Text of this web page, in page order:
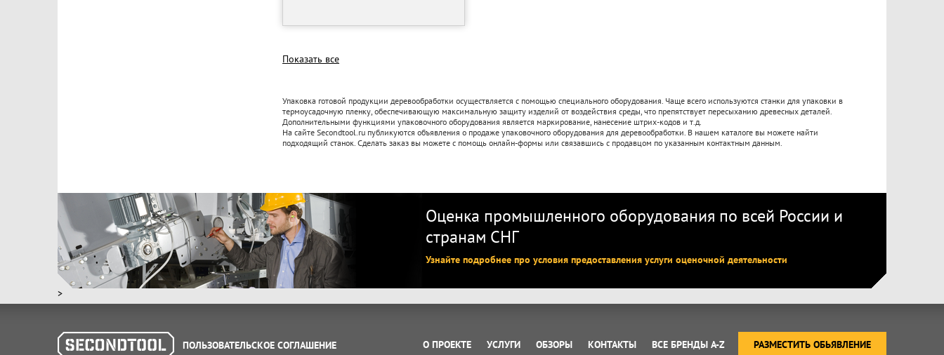
Показать все
Упаковка готовой продукции деревообработки осуществляется с помощью специального оборудования. Чаще всего используются станки для упаковки в
термоусадочную пленку, обеспечивающую максимальную защиту изделий от воздействия среды, что препятствует пересыханию древесных деталей.
Дополнительными функциями упаковочного оборудования является маркирование, нанесение штрих-кодов и т.д.
На сайте Secondtool.ru публикуются объявления о продаже упаковочного оборудования для деревообработки. В нашем каталоге вы можете найти
подходящий станок. Сделать заказ вы можете с помощь онлайн-формы или связавшись с продавцом по указанным контактным данным.
Оценка промышленного оборудования по всей России и
странам СНГ
Узнайте подробнее про условия предоставления услуги оценочной деятельности
>
ПОЛЬЗОВАТЕЛЬСКОЕ СОГЛАШЕНИЕ РАЗМЕСТИТЬ ОБЬЯВЛЕНИЕ
О ПРОЕКТЕ УСЛУГИ ОБЗОРЫ КОНТАКТЫ ВСЕ БРЕНДЫ A-Z